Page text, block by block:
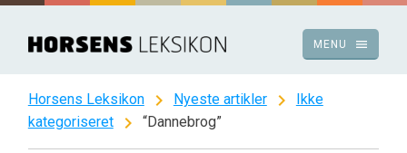
Spring
indhold
menu
MENU
Horsens Leksikon chevron_right Nyeste artikler chevron_right
Ikke
kategoriseret
chevron_right “Dannebrog”